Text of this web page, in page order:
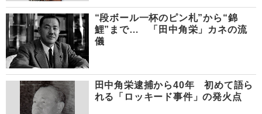
“段ボール一杯のピン札”から“錦
鯉”まで… 「田中角栄」カネの流
儀
田中角栄逮捕から40年 初めて語ら
れる「ロッキード事件」の発火点